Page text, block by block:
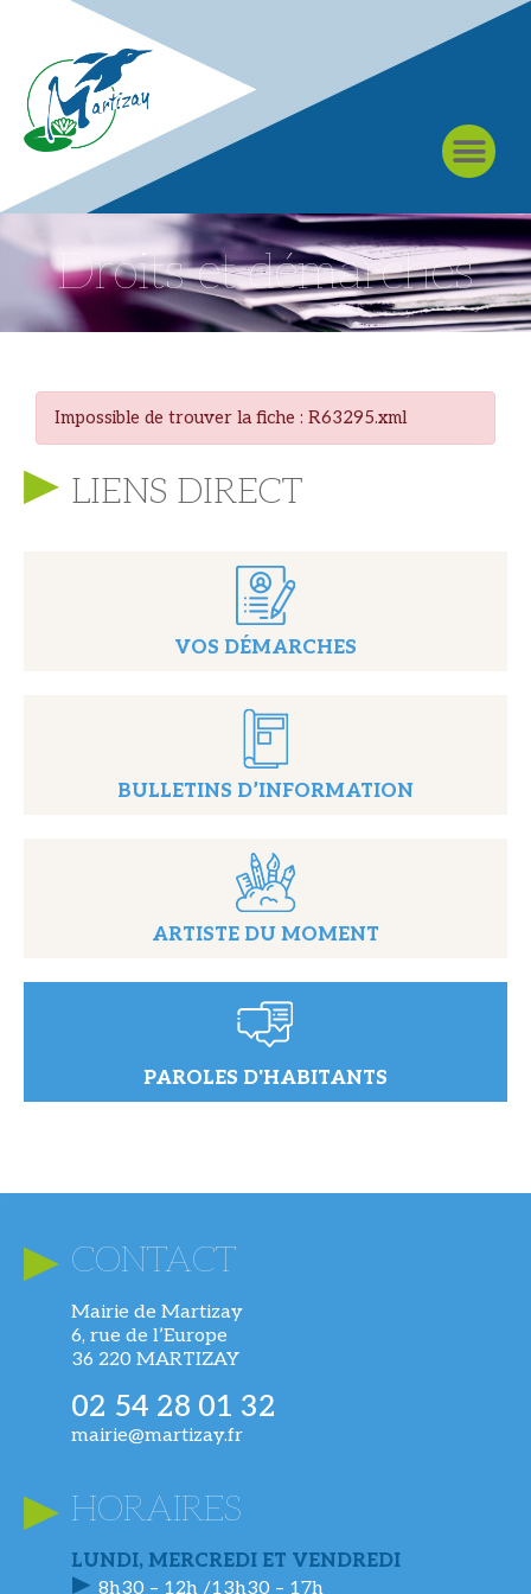
Droits et démarches
Impossible de trouver la fiche : R63295.xml
LIENS DIRECT
VOS DÉMARCHES
BULLETINS D’INFORMATION
ARTISTE DU MOMENT
PAROLES D'HABITANTS
CONTACT
Mairie de Martizay
6, rue de l’Europe
36 220 MARTIZAY
02 54 28 01 32
mairie@martizay.fr
HORAIRES
LUNDI, MERCREDI ET VENDREDI
8h30 – 12h /13h30 – 17h